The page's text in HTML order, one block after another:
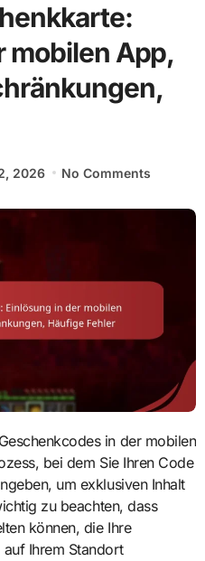
mobilen App,
2026 No Comments
bei dem Sie Ihren Code
um exklusiven Inhalt
zu beachten, dass
können, die Ihre
Ihrem Standort